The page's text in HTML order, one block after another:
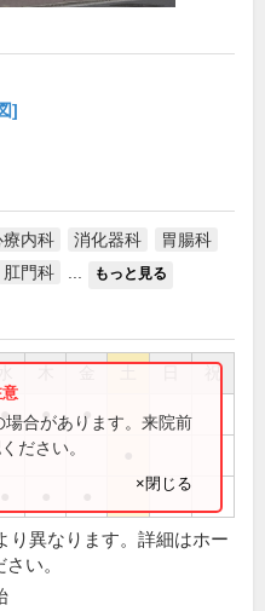
]
療内科 消化器科
胃腸科
肛門科 もっと見る
祝
● ● ●
合があります。来院前
ださい。
×閉じる
り異なります。詳細はホー
い。